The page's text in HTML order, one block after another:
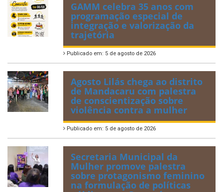
GAMM celebra 35 anos com
programação especial de
integração e valorização da
trajetória
Publicado em: 5 de agosto de 2026
Agosto Lilás chega ao distrito
de Mandacaru com palestra
de conscientização sobre
violência contra a mulher
Publicado em: 5 de agosto de 2026
Secretaria Municipal da
Mulher promove palestra
sobre protagonismo feminino
na formulação de políticas